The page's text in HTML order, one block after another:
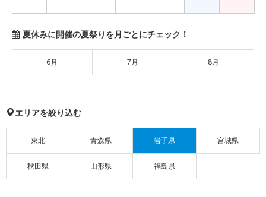
夏休みに開催の夏祭りを月ごとにチェック！
6月 7月 8月
エリアを絞り込む
東北 青森県 岩手県 宮城県
秋田県 山形県 福島県